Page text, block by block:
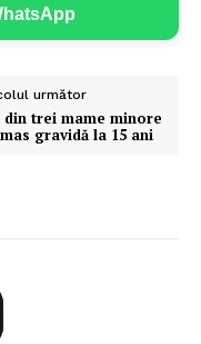
următor
din trei mame minore
gravidă la 15 ani